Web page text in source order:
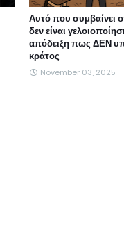
Αυτό που συμβαίνει
δεν είναι
απόδειξη πως ΔΕΝ
κράτος
November 03, 2025